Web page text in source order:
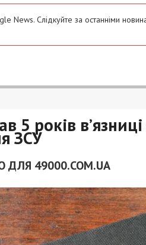
News. Слідкуйте за останніми
5 років
ЗСУ
49000.COM.UA